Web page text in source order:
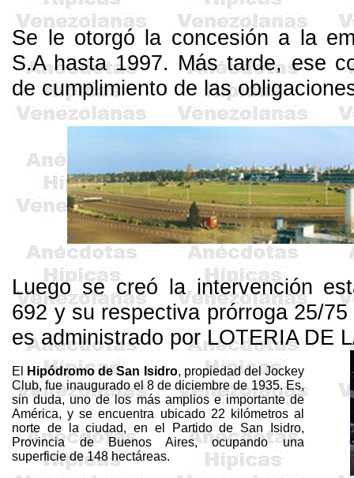
Se le otorgó la concesión a la
S.Ahasta 1997. Más tarde, ese
de cumplimiento de las
Luego se creó la intervención
692 y su respectiva prórroga 25/
es administrado por LOTERIA DE
El Hipódromo de San Isidro, propiedad del Jockey
Club, fue inaugurado el 8 de diciembre de 1935. Es,
sin duda, uno de los más amplios e importante de
América, y se encuentra ubicado 22 kilómetrosal
norte de la ciudad, en el Partido de San Isidro,
Provincia de Buenos Aires, ocupando una
superficie de148 hectáreas.